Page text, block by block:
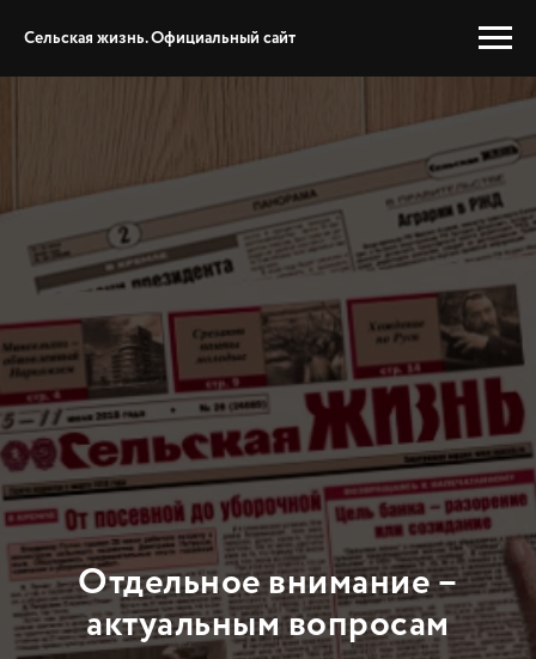
Сельская жизнь. Официальный сайт
Отдельное внимание –
актуальным вопросам